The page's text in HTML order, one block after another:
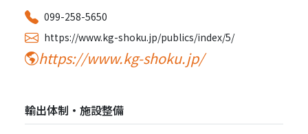
099-258-5650
https://www.kg-shoku.jp/publics/index/5/
https://www.kg-shoku.jp/
輸出体制・施設整備